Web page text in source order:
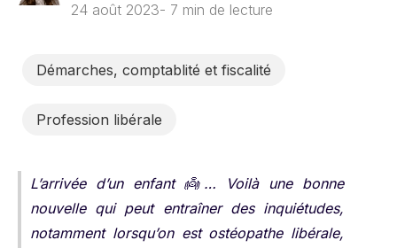
24 août 2023- 7 min de lecture
Démarches, comptablité et fiscalité
Profession libérale
L’arrivée d’un enfant 👼… Voilà une bonne
nouvelle qui peut entraîner des inquiétudes,
notamment lorsqu’on est ostéopathe libérale,